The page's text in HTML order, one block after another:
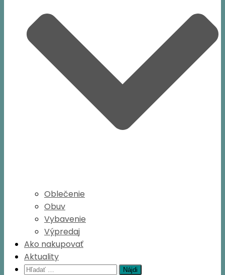
Oblečenie
Obuv
Vybavenie
Výpredaj
Ako nakupovať
Aktuality
Hľadať: